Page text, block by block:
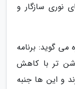
نوری سازگار و
گوید: برنامه
تر با کاهش
و این ها جنبه